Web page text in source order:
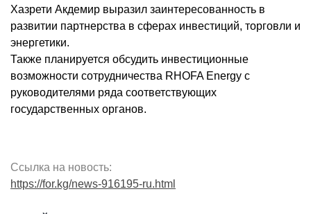
Хазрети Акдемир выразил заинтересованность в
развитии партнерства в сферах инвестиций, торговли и
энергетики.
Также планируется обсудить инвестиционные
возможности сотрудничества RHOFA Energy с
руководителями ряда соответствующих
государственных органов.
Ссылка на новость:
https://for.kg/news-916195-ru.html